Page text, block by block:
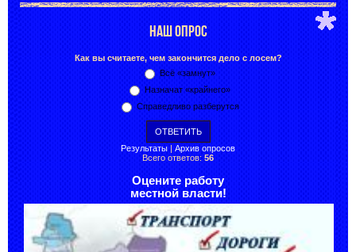
НАШ ОПРОС
Как вы считаете, чем закончится дело с лосем?
Всё «замнут»
Назначат «крайнего»
Справедливо разберутся
Результаты | Архив опросов
Всего ответов: 56
Оцените работу
местной власти!